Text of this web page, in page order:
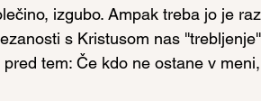
izgubo. Ampak treba jo je
s Kristusom nas
tem: Če kdo ne ostane v